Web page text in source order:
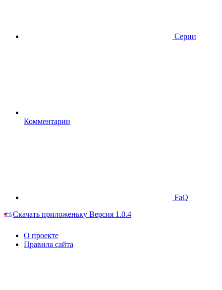
Серии
Комментарии
FaQ
Скачать приложеньку Версия 1.0.4
О проекте
Правила сайта